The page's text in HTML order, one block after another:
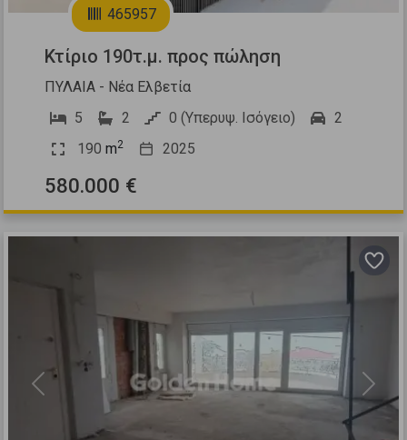
465957
Κτίριο 190τ.μ. προς πώληση
ΠΥΛΑΙΑ - Νέα Ελβετία
5
2 0 (Υπερυψ. Ισόγειο)
2
190 m2 2025
580.000 €
Previous Next